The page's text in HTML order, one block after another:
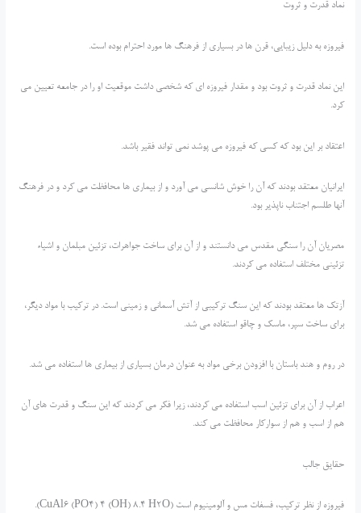
نماد قدرت و ثروت
فیروزه به دلیل زیبایی، قرن ها در بسیاری از فرهنگ ها مورد احترام بوده است.
این نماد قدرت و ثروت بود و مقدار فیروزه ای که شخصی داشت موقعیت او را در جامعه تعیین می
کرد.
اعتقاد بر این بود که کسی که فیروزه می پوشد نمی تواند فقیر باشد.
ایرانیان معتقد بودند که آن را خوش شانسی می آورد و از بیماری ها محافظت می کرد و در فرهنگ
آنها طلسم اجتناب ناپذیر بود.
مصریان آن را سنگی مقدس می دانستند و از آن برای ساخت جواهرات، تزئین مبلمان و اشیاء
تزئینی مختلف استفاده می کردند.
آزتک ها معتقد بودند که این سنگ ترکیبی از آتش آسمانی و زمینی است. در ترکیب با مواد دیگر،
برای ساخت سپر، ماسک و چاقو استفاده می شد.
در روم و هند باستان با افزودن برخی مواد به عنوان درمان بسیاری از بیماری ها استفاده می شد.
اعراب از آن برای تزئین اسب استفاده می کردند، زیرا فکر می کردند که این سنگ و قدرت های آن
هم از اسب و هم از سوارکار محافظت می کند.
حقایق جالب
فیروزه از نظر ترکیب، فسفات مس و آلومینیوم است (CuAl6 (PO4) 4 (OH) 8.4 H2O).